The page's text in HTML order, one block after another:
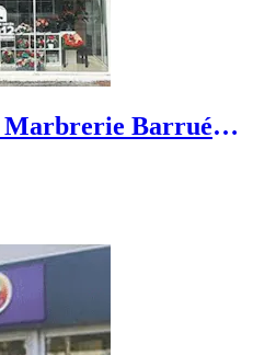
Marbrerie Barrué -